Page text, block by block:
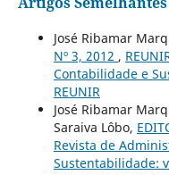
José Ribamar
Nº 3, 2012 ,
Contabilidade e
REUNIR
José Ribamar
Saraiva Lôbo,
Revista de
Sustentabilidade: